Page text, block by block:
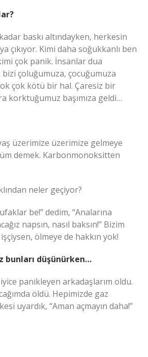
baskı altındayken, herkesin
çıkıyor. Kimi daha soğukkanlı ben
çok panik. İnsanlar dua
bizi çoluğumuza, çocuğumuza
çok kötü bir hal. Çaresiz bir
korktuğumuz başımıza geldi…
üzerimize üzerimize gelmeye
demek. Karbonmonoksitten
neler geçiyor?
be!” dedim, “Analarına
napsın, nasıl baksın!” Bizim
ölmeye de hakkın yok!
bunları düşünürken…
panikleyen arkadaşlarım oldu.
öldü. Hepimizde gaz
uyardık, “Aman açmayın daha!”